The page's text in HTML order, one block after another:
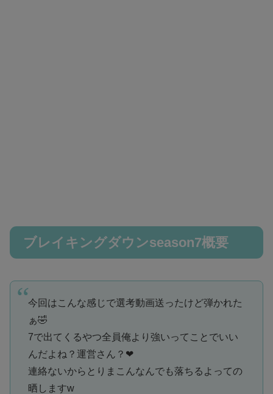
ブレイキングダウンseason7概要
今回はこんな感じで選考動画送ったけど弾かれた
ぁ🤣
7で出てくるやつ全員俺より強いってことでいい
んだよね？運営さん？❤
連絡ないからとりまこんなんでも落ちるよっての
晒しますw